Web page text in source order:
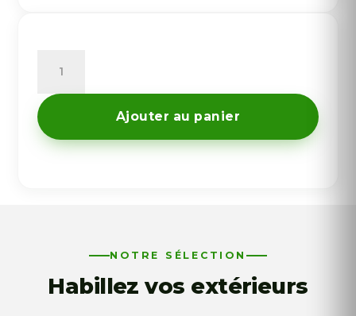
quantité
de
Feuillage
Artificiel
Laurier
Ajouter au panier
NOTRE SÉLECTION
Habillez vos extérieurs